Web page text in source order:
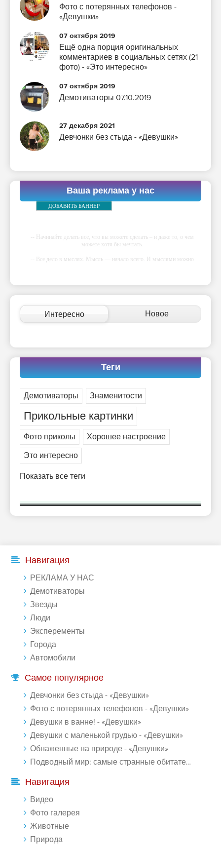
Фото с потерянных телефонов -
«Девушки»
07 октября 2019
Ещё одна порция оригинальных
комментариев в социальных сетях (21
фото) - «Это интересно»
07 октября 2019
Демотиваторы 07.10.2019
27 декабря 2021
Девчонки без стыда - «Девушки»
Ваша реклама у нас
ДОБАВИТЬ БАННЕР
-- Начинайте делать все, что вы можете сделать – и даже то, о чем
можете хотя бы мечтать.
-- Все дело в мыслях. Мысль — начало всего. И мыслями можно
которую вы сами себе придумали.
-- Самое большое богатство — это ум. Самая большая нищета —
глупость. Из всех страхов самый пугающий — самолюбование.
его дал.
Интересно Новое
Теги
Демотиваторы Знаменитости
Прикольные картинки
Фото приколы
Хорошее настроение
Это интересно
Показать все теги
Навигация
РЕКЛАМА У НАС
Демотиваторы
Звезды
Люди
Эксперементы
Города
Автомобили
Самое популярное
Девчонки без стыда - «Девушки»
Фото с потерянных телефонов - «Девушки»
Девушки в ванне! - «Девушки»
Девушки с маленькой грудью - «Девушки»
Обнаженные на природе - «Девушки»
Подводный мир: самые странные обитатели океана (18 фото)
Навигация
Видео
Фото галерея
Животные
Природа